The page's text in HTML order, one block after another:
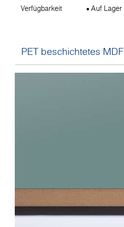
Verfügbarkeit Auf Lager
PET beschichtetes MDF